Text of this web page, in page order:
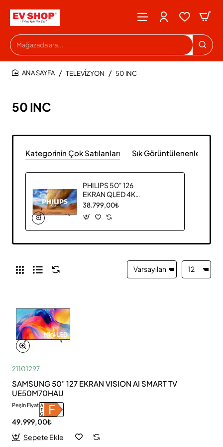
Mağazada
ara...
50 INC
TELEVİZYON 50 INC
Kategorinin Çok Satılanları Sık Görüntülenenler
PHILIPS 50" 126
EKRAN QLED 4K
SMART TELEVİZYON
50PUS7800
38.799,00₺
21101297
SAMSUNG 50" 127 EKRAN VISION AI SMART TV
UE50M70HAU
Peşin Fiyat
49.999,00₺
Sepete Ekle